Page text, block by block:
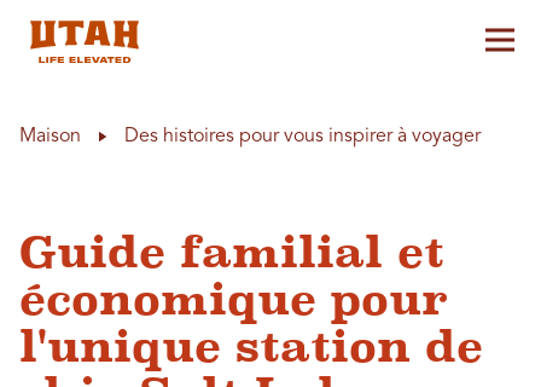
Maison Des histoires pour vous inspirer à voyager
Guide familial et
économique pour
l'unique station de